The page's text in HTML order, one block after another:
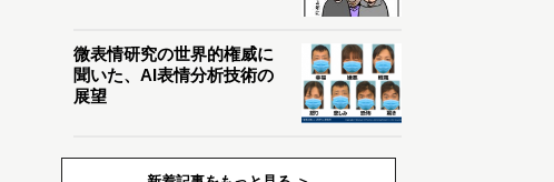
微表情研究の世界的権威に
聞いた、AI表情分析技術の
展望